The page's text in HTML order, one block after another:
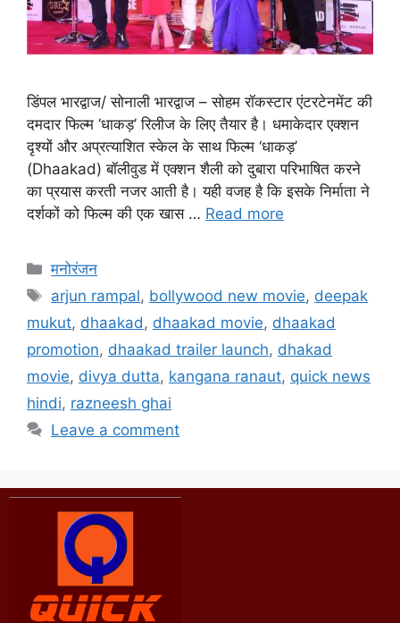
डिंपल भारद्वाज/ सोनाली भारद्वाज – सोहम रॉकस्टार एंटरटेनमेंट की
दमदार फिल्म ‘धाकड़’ रिलीज के लिए तैयार है। धमाकेदार एक्शन
दृश्यों और अप्रत्याशित स्केल के साथ फिल्म ‘धाकड़’
(Dhaakad) बॉलीवुड में एक्शन शैली को दुबारा परिभाषित करने
का प्रयास करती नजर आती है। यही वजह है कि इसके निर्माता ने
दर्शकों को फिल्म की एक खास … Read more
मनोरंजन
arjun rampal, bollywood new movie, deepak
mukut, dhaakad , dhaakad movie, dhaakad
promotion, dhaakad trailer launch, dhakad
movie, divya dutta, kangana ranaut, quick news
hindi, razneesh ghai
Leave a comment